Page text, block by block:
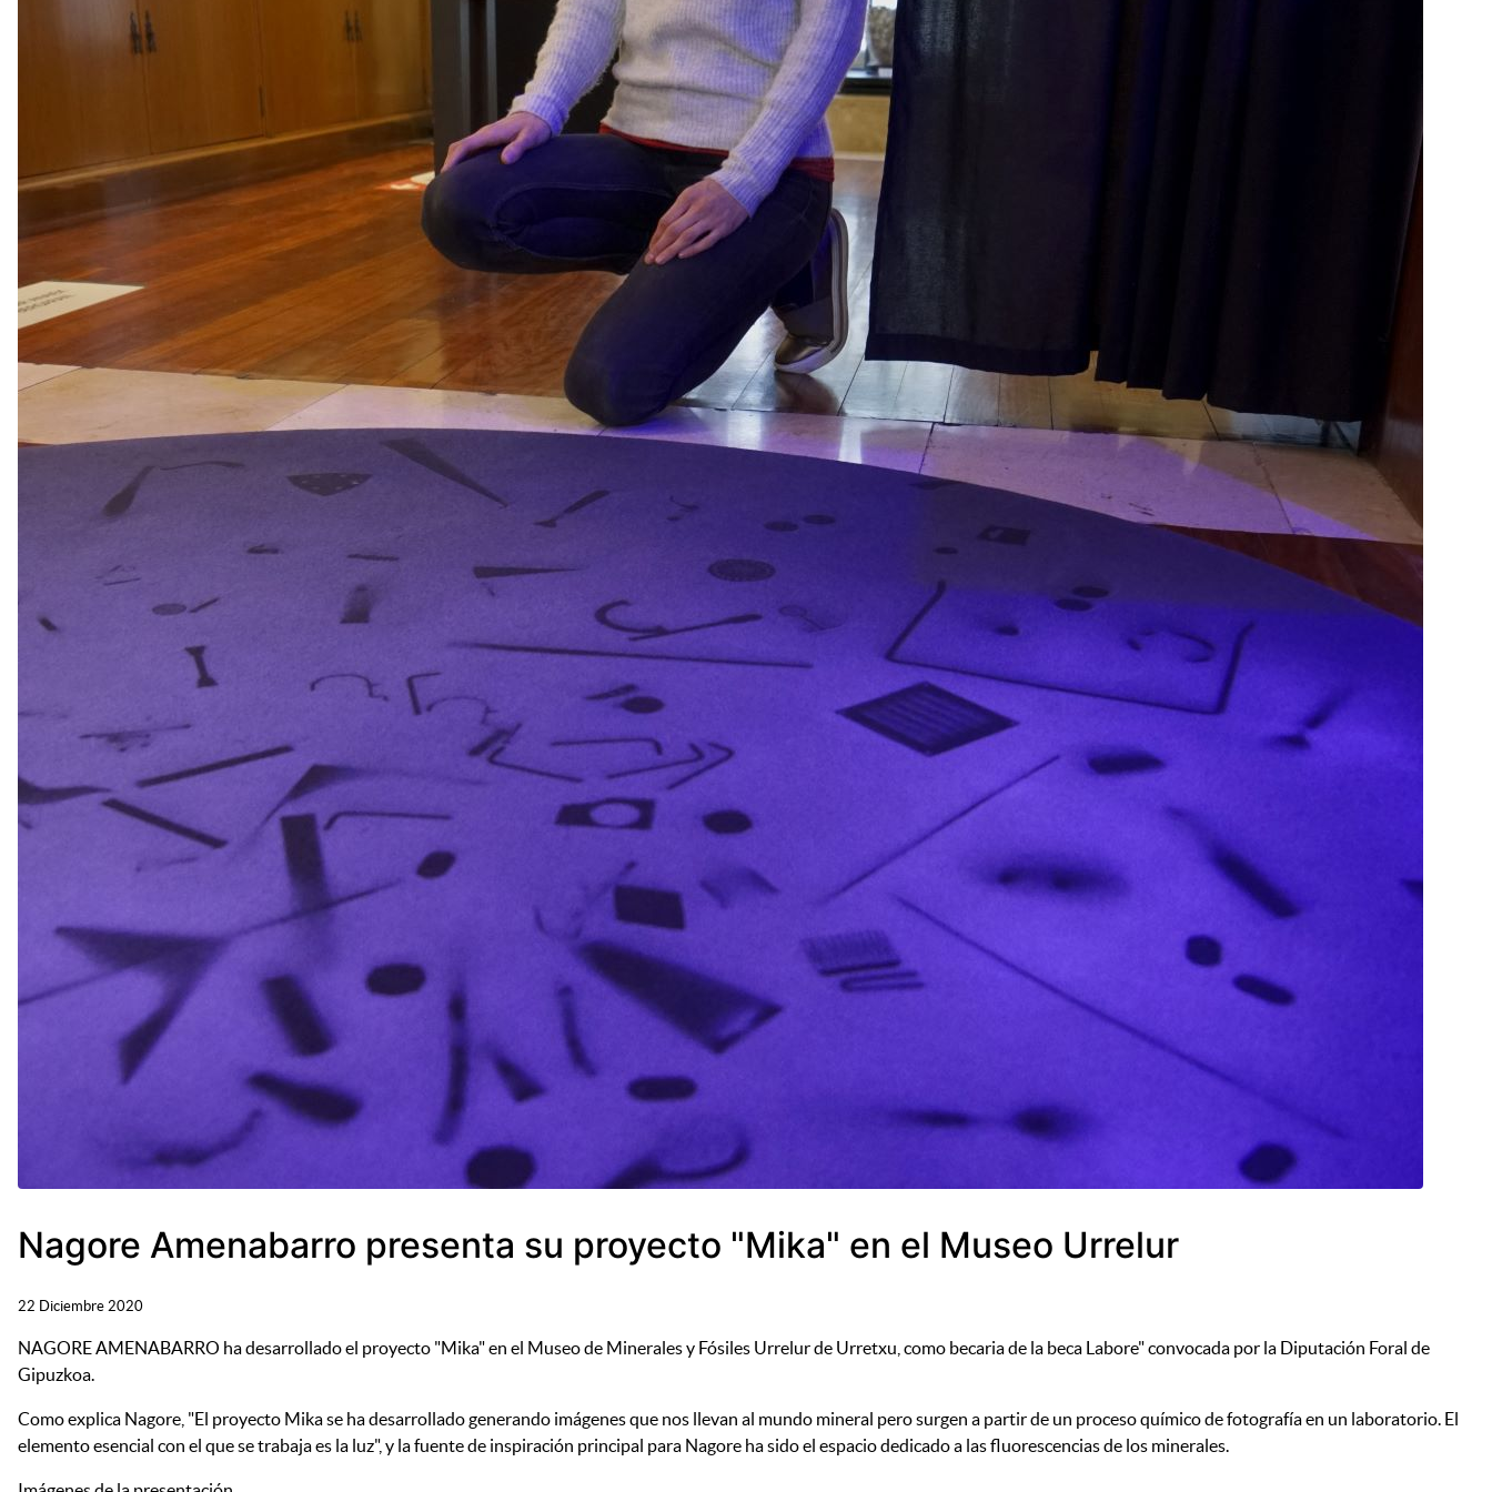
Nagore Amenabarro presenta su proyecto "Mika" en el Museo Urrelur
22 Diciembre 2020
NAGORE AMENABARRO ha desarrollado el proyecto "Mika" en el Museo de Minerales y Fósiles Urrelur de Urretxu, como becaria de la beca Labore" convocada por la Diputación Foral de
Gipuzkoa.
Como explica Nagore, "El proyecto Mika se ha desarrollado generando imágenes que nos llevan al mundo mineral pero surgen a partir de un proceso químico de fotografía en un laboratorio. El
elemento esencial con el que se trabaja es la luz", y la fuente de inspiración principal para Nagore ha sido el espacio dedicado a las fluorescencias de los minerales.